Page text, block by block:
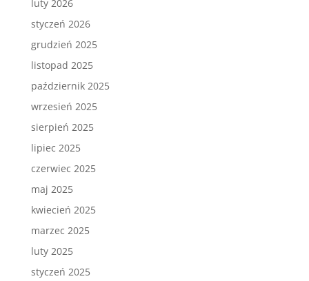
luty 2026
styczeń 2026
grudzień 2025
listopad 2025
październik 2025
wrzesień 2025
sierpień 2025
lipiec 2025
czerwiec 2025
maj 2025
kwiecień 2025
marzec 2025
luty 2025
styczeń 2025